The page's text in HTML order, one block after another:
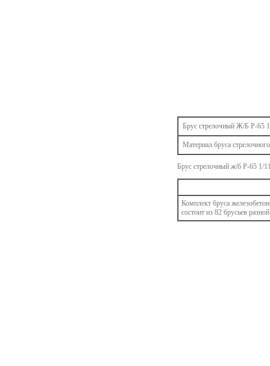
Брус стрелочный Ж/Б Р-65
Материал бруса
Брус стрелочный ж/б Р-65 1/
Комплект бруса
состоит из 82 брусьев